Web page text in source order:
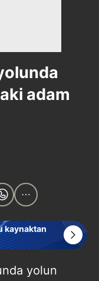
adam
kaynaktan
yolun